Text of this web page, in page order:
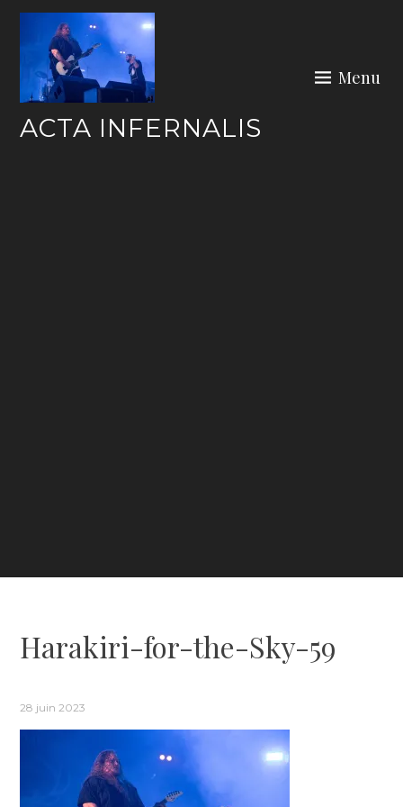
Skip
content
ACTA INFERNALIS
Menu
Harakiri-for-the-Sky-59
28 juin 2023